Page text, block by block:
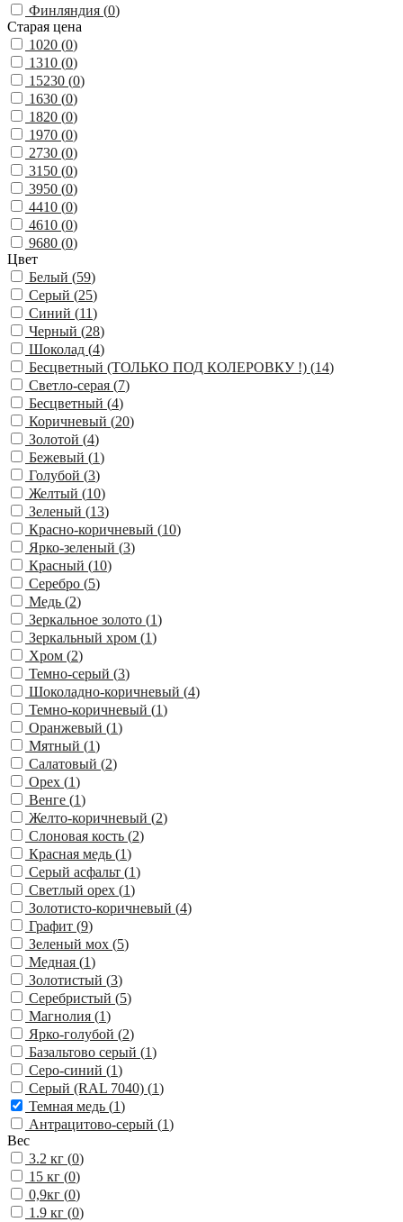
Финляндия (0)
Старая цена
1020 (0)
1310 (0)
15230 (0)
1630 (0)
1820 (0)
1970 (0)
2730 (0)
3150 (0)
3950 (0)
4410 (0)
4610 (0)
9680 (0)
Цвет
Белый (59)
Серый (25)
Синий (11)
Черный (28)
Шоколад (4)
Бесцветный (ТОЛЬКО ПОД КОЛЕРОВКУ !) (14)
Светло-серая (7)
Бесцветный (4)
Коричневый (20)
Золотой (4)
Бежевый (1)
Голубой (3)
Желтый (10)
Зеленый (13)
Красно-коричневый (10)
Ярко-зеленый (3)
Красный (10)
Серебро (5)
Медь (2)
Зеркальное золото (1)
Зеркальный хром (1)
Хром (2)
Темно-серый (3)
Шоколадно-коричневый (4)
Темно-коричневый (1)
Оранжевый (1)
Мятный (1)
Салатовый (2)
Орех (1)
Венге (1)
Желто-коричневый (2)
Слоновая кость (2)
Красная медь (1)
Серый асфальт (1)
Светлый орех (1)
Золотисто-коричневый (4)
Графит (9)
Зеленый мох (5)
Медная (1)
Золотистый (3)
Серебристый (5)
Магнолия (1)
Ярко-голубой (2)
Базальтово серый (1)
Серо-синий (1)
Серый (RAL 7040) (1)
Темная медь (1)
Антрацитово-серый (1)
Вес
3.2 кг (0)
15 кг (0)
0,9кг (0)
1.9 кг (0)